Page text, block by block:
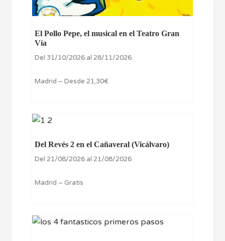
El Pollo Pepe, el musical en el Teatro Gran
Vía
Del 31/10/2026 al 28/11/2026
Madrid – Desde 21,30€
Del Revés 2 en el Cañaveral (Vicálvaro)
Del 21/08/2026 al 21/08/2026
Madrid – Gratis